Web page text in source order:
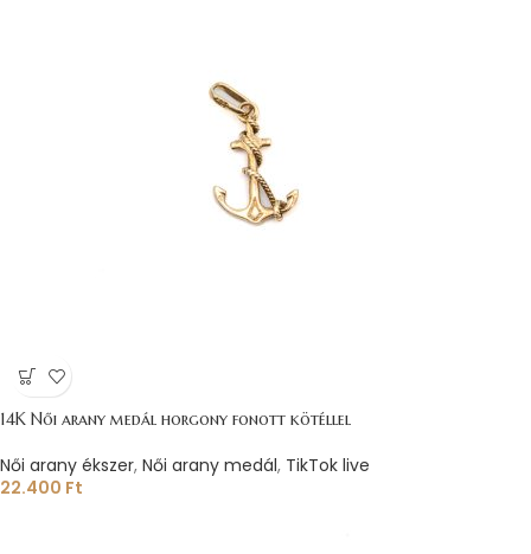
14K Női arany medál horgony fonott kötéllel
Női arany ékszer, Női arany medál, TikTok live
22.400 Ft